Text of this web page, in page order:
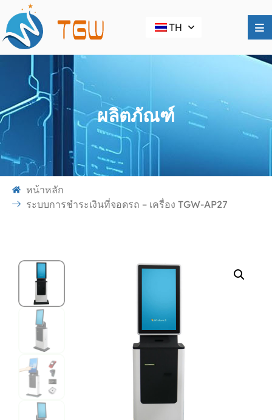
TH
ผลิตภัณฑ์
หน้าหลัก
ระบบการชำระเงินที่จอดรถ – เครื่อง TGW-AP27